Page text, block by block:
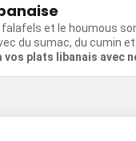
falafels et le houmous
du sumac, du cumin et
vos plats libanais avec